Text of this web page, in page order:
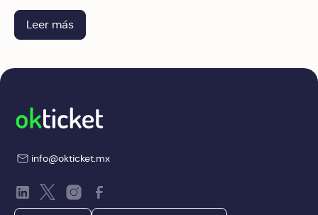
expediente que convierte una auditoría en un trámite.
Leer más
info@okticket.mx